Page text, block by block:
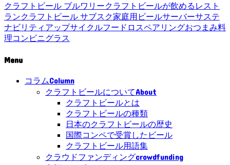
クラフトビール ブルワリークラフトビールが飲めるレスト
ランクラフトビール サブスク家庭用ビールサーバーサステ
ナビリティ アップサイクルフードロスペアリングおつまみ料
理コンビニグラス
Menu
コラムColumn
クラフトビールについてAbout
クラフトビールとは
クラフトビールの種類
日本のクラフトビールの歴史
国際コンペで受賞したビール
クラフトビール用語集
クラウドファンディングcrowdfunding